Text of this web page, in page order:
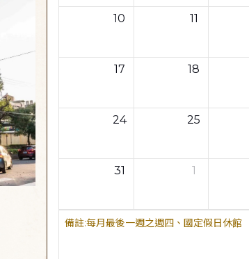
10 11
17 18
24 25
31 1
每月最後一週之週四、國定假日休館